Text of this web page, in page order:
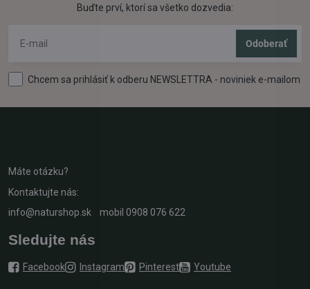
Buďte prví, ktorí sa všetko dozvedia:
Odoberať
Chcem sa prihlásiť k odberu NEWSLETTRA - noviniek e-mailom
Máte otázku?
Kontaktujte nás:
info@naturshop.sk mobil 0908 076 622
Sledujte nás
Facebook Instagram Pinterest Youtube